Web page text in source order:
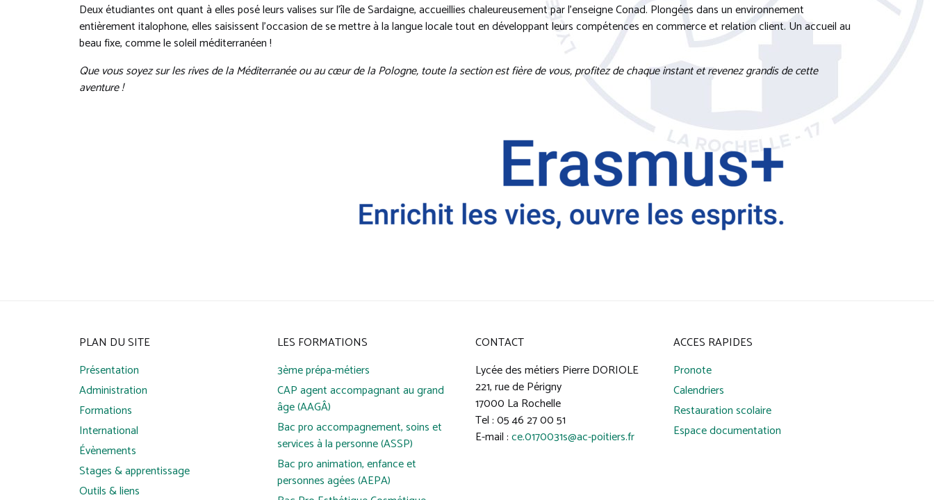
Deux étudiantes ont quant à elles posé leurs valises sur l’île de Sardaigne, accueillies chaleureusement par l’enseigne Conad. Plongées dans un environnement
entièrement italophone, elles saisissent l’occasion de se mettre à la langue locale tout en développant leurs compétences en commerce et relation client. Un accueil au
beau fixe, comme le soleil méditerranéen !
Que vous soyez sur les rives de la Méditerranée ou au cœur de la Pologne, toute la section est fière de vous, profitez de chaque instant et revenez grandis de cette
aventure !
PLAN DU SITE
Présentation
Administration
Formations
International
Évènements
Stages & apprentissage
Outils & liens
LES FORMATIONS
3ème prépa-métiers
CAP agent accompagnant au grand
âge (AAGÂ)
Bac pro accompagnement, soins et
services à la personne (ASSP)
Bac pro animation, enfance et
personnes agées (AEPA)
CONTACT
Lycée des métiers Pierre DORIOLE
221, rue de Périgny
17000 La Rochelle
Tel : 05 46 27 00 51
E-mail :ce.0170031s@ac-poitiers.fr
ACCES RAPIDES
Pronote
Calendriers
Restauration scolaire
Espace documentation